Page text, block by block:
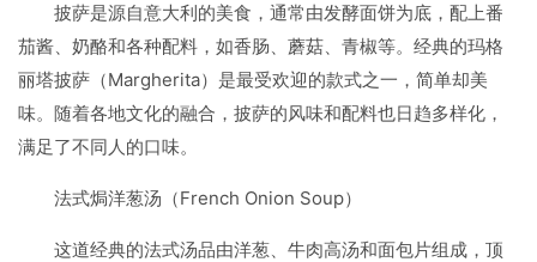
披萨是源自意大利的美食，通常由发酵面饼为底，配上番
茄酱、奶酪和各种配料，如香肠、蘑菇、青椒等。经典的玛格
丽塔披萨（Margherita）是最受欢迎的款式之一，简单却美
味。随着各地文化的融合，披萨的风味和配料也日趋多样化，
满足了不同人的口味。
法式焗洋葱汤（French Onion Soup）
这道经典的法式汤品由洋葱、牛肉高汤和面包片组成，顶